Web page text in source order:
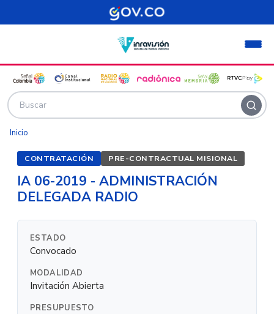
Pasar al contenido principal
Inicio
CONTRATACIÓN PRE-CONTRACTUAL MISIONAL
IA 06-2019 - ADMINISTRACIÓN
DELEGADA RADIO
ESTADO
Convocado
MODALIDAD
Invitación Abierta
PRESUPUESTO